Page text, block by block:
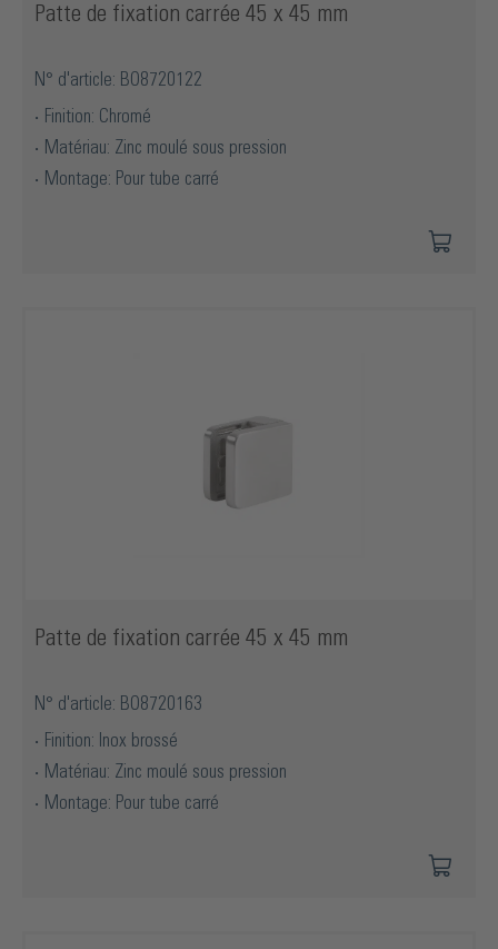
Patte de fixation carrée 45 x 45 mm
N° d'article: BO8720122
Finition: Chromé
Matériau: Zinc moulé sous pression
Montage: Pour tube carré
Patte de fixation carrée 45 x 45 mm
N° d'article: BO8720163
Finition: Inox brossé
Matériau: Zinc moulé sous pression
Montage: Pour tube carré